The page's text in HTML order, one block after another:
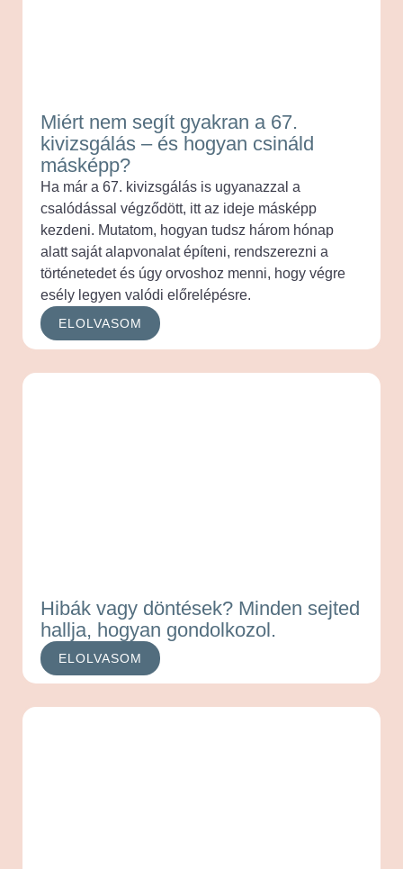
Miért nem segít gyakran a 67.
kivizsgálás – és hogyan csináld
másképp?
Ha már a 67. kivizsgálás is ugyanazzal a
csalódással végződött, itt az ideje másképp
kezdeni. Mutatom, hogyan tudsz három hónap
alatt saját alapvonalat építeni, rendszerezni a
történetedet és úgy orvoshoz menni, hogy végre
esély legyen valódi előrelépésre.
ELOLVASOM
Hibák vagy döntések? Minden sejted
hallja, hogyan gondolkozol.
ELOLVASOM